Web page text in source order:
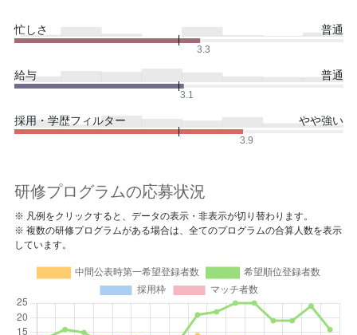
忙しさ 普通
3.3
給与 普通
3.1
採用・学歴フィルター やや強い
3.9
研修プログラムの応募状況
※ 凡例をクリックすると、データの表示・非表示が切り替わります。
※ 複数の研修プログラムがある場合は、全てのプログラムの合算人数を表示
しています。